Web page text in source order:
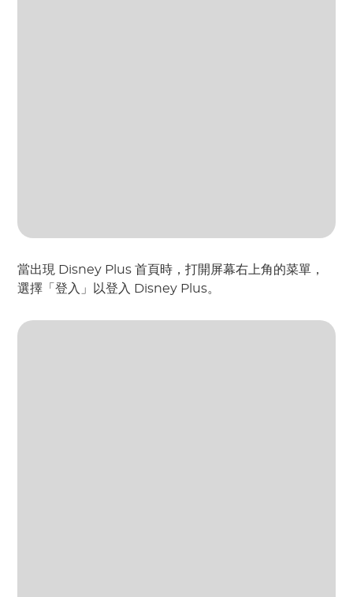
當出現 Disney Plus 首頁時，打開屏幕右上角的菜單，
選擇「登入」以登入 Disney Plus。